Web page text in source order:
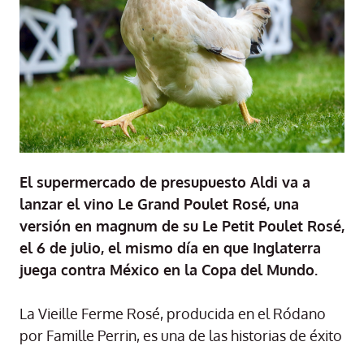
El supermercado de presupuesto Aldi va a
lanzar el vino Le Grand Poulet Rosé, una
versión en magnum de su Le Petit Poulet Rosé,
el 6 de julio, el mismo día en que Inglaterra
juega contra México en la Copa del Mundo.
La Vieille Ferme Rosé, producida en el Ródano
por Famille Perrin, es una de las historias de éxito